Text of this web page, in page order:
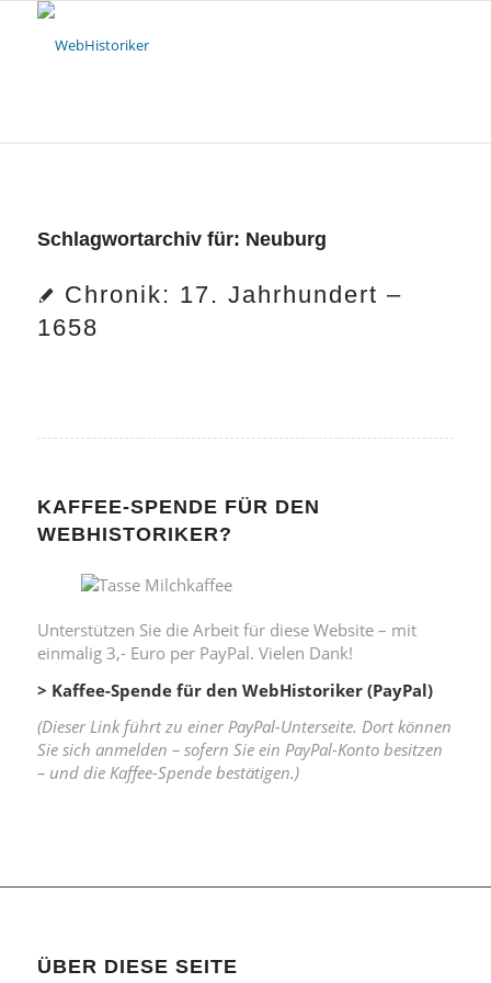
Schlagwortarchiv für: Neuburg
Chronik: 17. Jahrhundert –
1658
KAFFEE-SPENDE FÜR DEN
WEBHISTORIKER?
Unterstützen Sie die Arbeit für diese Website – mit
einmalig 3,- Euro per PayPal. Vielen Dank!
> Kaffee-Spende für den WebHistoriker (PayPal)
(Dieser Link führt zu einer PayPal-Unterseite. Dort können
Sie sich anmelden – sofern Sie ein PayPal-Konto besitzen
– und die Kaffee-Spende bestätigen.)
ÜBER DIESE SEITE